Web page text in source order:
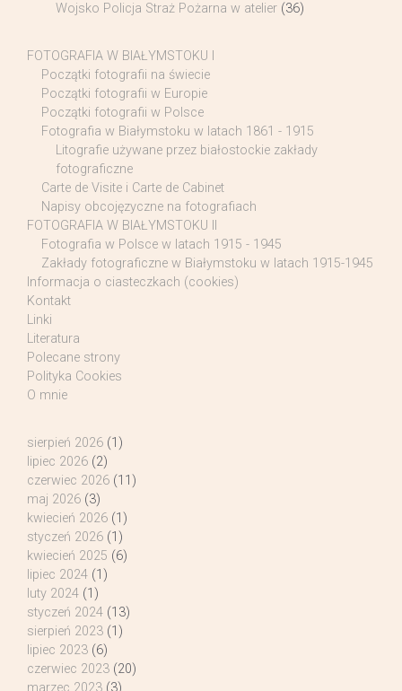
Wojsko Policja Straż Pożarna w atelier (36)
FOTOGRAFIA W BIAŁYMSTOKU I
Początki fotografii na świecie
Początki fotografii w Europie
Początki fotografii w Polsce
Fotografia w Białymstoku w latach 1861 - 1915
Litografie używane przez białostockie zakłady
fotograficzne
Carte de Visite i Carte de Cabinet
Napisy obcojęzyczne na fotografiach
FOTOGRAFIA W BIAŁYMSTOKU II
Fotografia w Polsce w latach 1915 - 1945
Zakłady fotograficzne w Białymstoku w latach 1915-1945
Informacja o ciasteczkach (cookies)
Kontakt
Linki
Literatura
Polecane strony
Polityka Cookies
O mnie
sierpień 2026 (1)
lipiec 2026 (2)
czerwiec 2026 (11)
maj 2026 (3)
kwiecień 2026 (1)
styczeń 2026 (1)
kwiecień 2025 (6)
lipiec 2024 (1)
luty 2024 (1)
styczeń 2024 (13)
sierpień 2023 (1)
lipiec 2023 (6)
czerwiec 2023 (20)
marzec 2023 (3)